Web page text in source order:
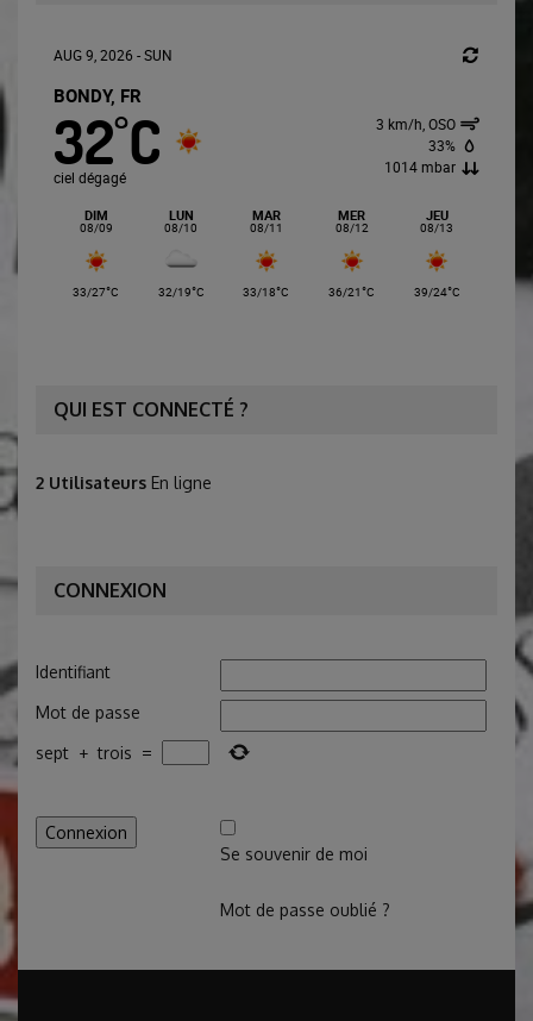
AUG 9, 2026 - SUN
BONDY, FR
32°C
ciel dégagé
3 km/h, OSO
33%
1014 mbar
DIM
08/09
LUN
08/10
MAR
08/11
MER
08/12
JEU
08/13
33/27°C 32/19°C 33/18°C 36/21°C 39/24°C
QUI EST CONNECTÉ ?
2 Utilisateurs En ligne
CONNEXION
Identifiant
Mot de passe
sept + trois =
Se souvenir de moi
Mot de passe oublié ?